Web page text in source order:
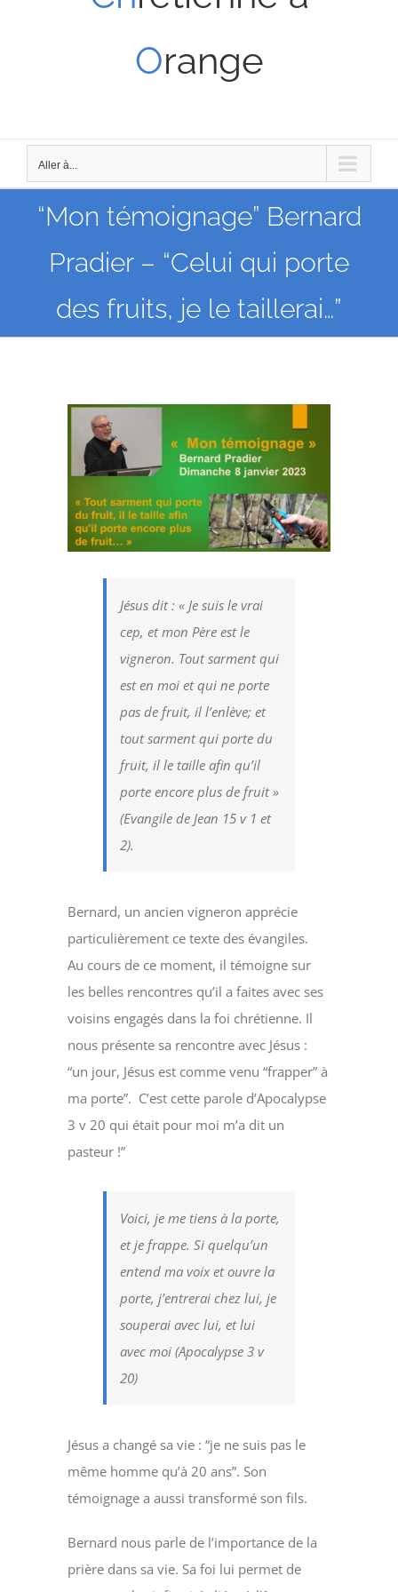
Orange
Aller à...
“Mon témoignage” Bernard
Pradier – “Celui qui porte
des fruits, je le taillerai…”
Voir
l'image
agrandie
Jésus dit : « Je suis le vrai
cep, et mon Père est le
vigneron. Tout sarment qui
est en moi et qui ne porte
pas de fruit, il l’enlève; et
tout sarment qui porte du
fruit, il le taille afin qu’il
porte encore plus de fruit »
(Evangile de Jean 15 v 1 et
2).
Bernard, un ancien vigneron apprécie
particulièrement ce texte des évangiles.
Au cours de ce moment, il témoigne sur
les belles rencontres qu’il a faites avec ses
voisins engagés dans la foi chrétienne. Il
nous présente sa rencontre avec Jésus :
“un jour, Jésus est comme venu “frapper” à
ma porte”. C’est cette parole d’Apocalypse
3 v 20 qui était pour moi m’a dit un
pasteur !”
Voici, je me tiens à la porte,
et je frappe. Si quelqu’un
entend ma voix et ouvre la
porte, j’entrerai chez lui, je
souperai avec lui, et lui
avec moi (Apocalypse 3 v
20)
Jésus a changé sa vie : “je ne suis pas le
même homme qu’à 20 ans”. Son
témoignage a aussi transformé son fils.
Bernard nous parle de l’importance de la
prière dans sa vie. Sa foi lui permet de